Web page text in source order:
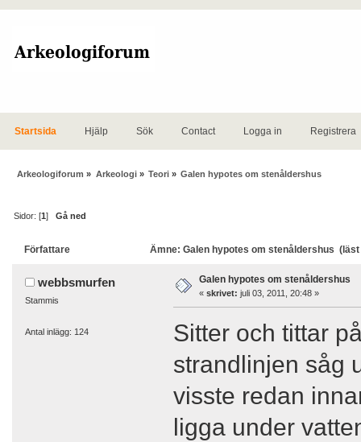
Startsida Hjälp Sök Contact Logga in Registrera
Arkeologiforum » Arkeologi» Teori» Galen hypotes om stenåldershus
Sidor: [1]Gå ned
Författare Ämne: Galen hypotes om stenåldershus (läst
webbsmurfen
Stammis
Antal inlägg: 124
Galen hypotes om stenåldershus
« skrivet: juli 03, 2011, 20:48 »
Sitter och tittar
strandlinjen såg
visste redan
ligga under